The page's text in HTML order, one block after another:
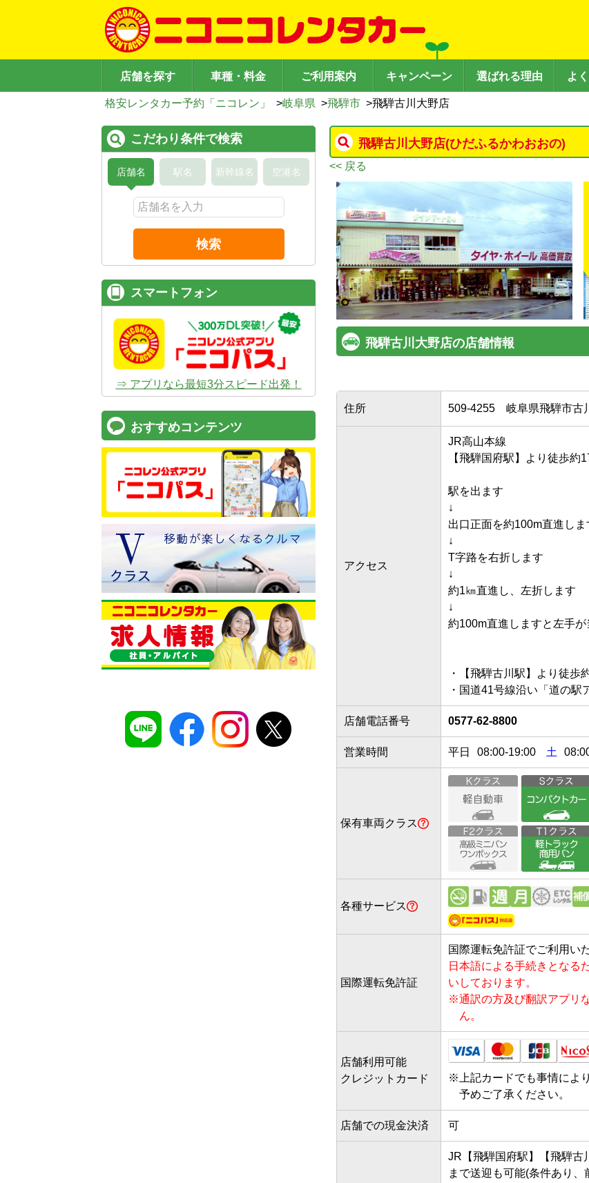
店舗を探す 車種・料金 ご利用案内 キャンペーン 選ばれる理由 よ
格安レンタカー予約「ニコレン」 >岐阜県 >飛騨市 >飛騨古川大野店
飛騨古川大野店(ひだふるかわおおの)
<< 戻る
飛騨古川大野店の店舗情報
住所 509-4255 岐阜県飛騨市古
アクセス
JR高山本線
【飛騨国府駅】より徒歩約
駅を出ます
↓
出口正面を約100m直進しま
↓
T字路を右折します
↓
約1㎞直進し、左折します
↓
約100m直進しますと左手
・【飛騨古川駅】より徒歩
店舗電話番号 0577-62-8800
営業時間 平日 08:00-19:00 土
保有車両クラス
各種サービス
国際運転免許証
国際運転免許証でご利用い
日本語による手続きとなる
いしております。
※通訳の方及び翻訳アプリ
ん。
店舗利用可能
クレジットカード
※ 上記カードでも事情によ
予めご了承ください。
店舗での現金決済 可
JR【飛騨国府駅】【飛騨古
まで送迎も可能(条件あり、
こだわり条件で検索
店舗名 駅名 新幹線名 空港名
検索
スマートフォン
⇒ アプリなら最短3分スピード出発！
おすすめコンテンツ